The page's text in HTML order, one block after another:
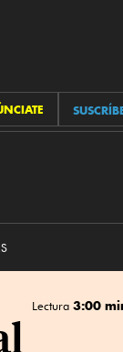
Lectura 3:00